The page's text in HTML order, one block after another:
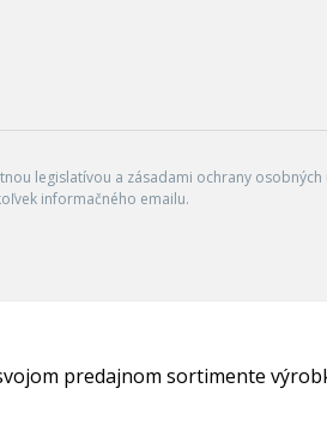
legislatívou a zásadami ochrany
informačného emailu.
predajnom sortimente